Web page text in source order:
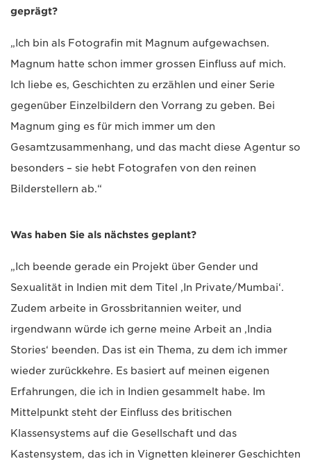
geprägt?
„Ich bin als Fotografin mit Magnum aufgewachsen.
Magnum hatte schon immer grossen Einfluss auf mich.
Ich liebe es, Geschichten zu erzählen und einer Serie
gegenüber Einzelbildern den Vorrang zu geben. Bei
Magnum ging es für mich immer um den
Gesamtzusammenhang, und das macht diese Agentur so
besonders – sie hebt Fotografen von den reinen
Bilderstellern ab.“
Was haben Sie als nächstes geplant?
„Ich beende gerade ein Projekt über Gender und
Sexualität in Indien mit dem Titel ‚In Private/Mumbai‘.
Zudem arbeite in Grossbritannien weiter, und
irgendwann würde ich gerne meine Arbeit an ‚India
Stories‘ beenden. Das ist ein Thema, zu dem ich immer
wieder zurückkehre. Es basiert auf meinen eigenen
Erfahrungen, die ich in Indien gesammelt habe. Im
Mittelpunkt steht der Einfluss des britischen
Klassensystems auf die Gesellschaft und das
Kastensystem, das ich in Vignetten kleinerer Geschichten